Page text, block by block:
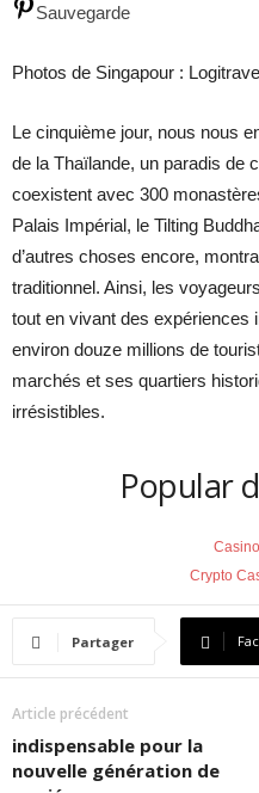
Sauvegarde
Photos de Singapour :
Le cinquième jour, nous nous
de la Thaïlande, un paradis de
coexistent avec 300
Palais Impérial, le Tilting
d’autres choses encore,
traditionnel. Ainsi, les
tout en vivant des expériences
environ douze millions de
marchés et ses quartiers
irrésistibles.
Popular
Crypto
Partager
Article précédent
indispensable pour la
nouvelle génération de